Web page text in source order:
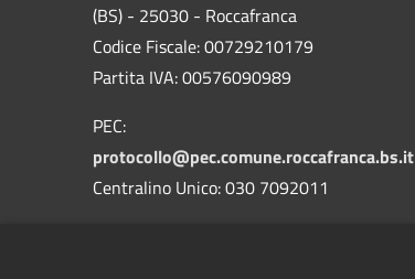
(BS) - 25030 - Roccafranca
Codice Fiscale: 00729210179
Partita IVA: 00576090989
PEC:
protocollo@pec.comune.roccafranca.bs.it
Centralino Unico: 030 7092011